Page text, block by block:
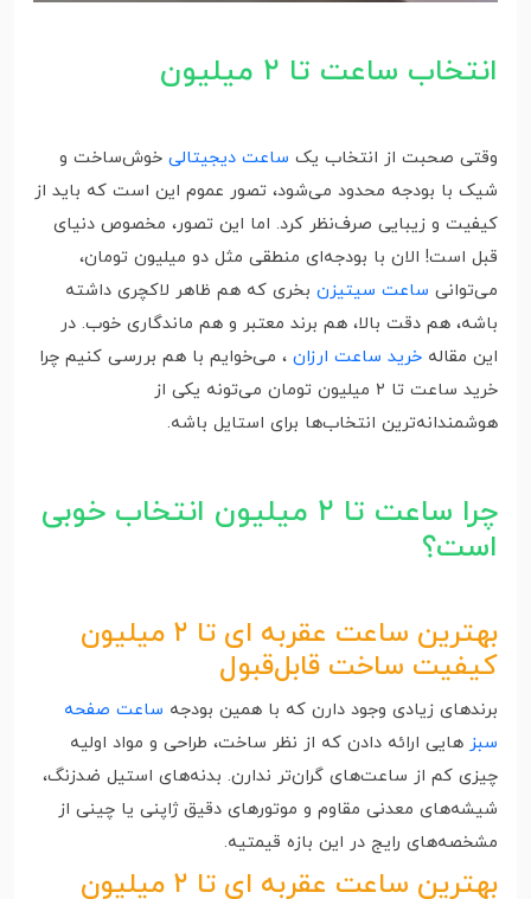
انتخاب ساعت تا ۲ میلیون
وقتی صحبت از انتخاب یک ساعت دیجیتالی خوش‌ساخت و
شیک با بودجه محدود می‌شود، تصور عموم این است که باید از
کیفیت و زیبایی صرف‌نظر کرد. اما این تصور، مخصوص دنیای
قبل است! الان با بودجه‌ای منطقی مثل دو میلیون تومان،
می‌توانی ساعت سیتیزن بخری که هم ظاهر لاکچری داشته
باشه، هم دقت بالا، هم برند معتبر و هم ماندگاری خوب. در
این مقاله خرید ساعت ارزان ، می‌خوایم با هم بررسی کنیم چرا
خرید ساعت تا ۲ میلیون تومان می‌تونه یکی از
هوشمندانه‌ترین انتخاب‌ها برای استایل باشه.
چرا ساعت تا ۲ میلیون انتخاب خوبی
است؟
بهترین ساعت عقربه ای تا ۲ میلیون
کیفیت ساخت قابل‌قبول
برندهای زیادی وجود دارن که با همین بودجه ساعت صفحه
سبز هایی ارائه دادن که از نظر ساخت، طراحی و مواد اولیه
چیزی کم از ساعت‌های گران‌تر ندارن. بدنه‌های استیل ضدزنگ،
شیشه‌های معدنی مقاوم و موتورهای دقیق ژاپنی یا چینی از
مشخصه‌های رایج در این بازه قیمتیه.
بهترین ساعت عقربه ای تا ۲ میلیون